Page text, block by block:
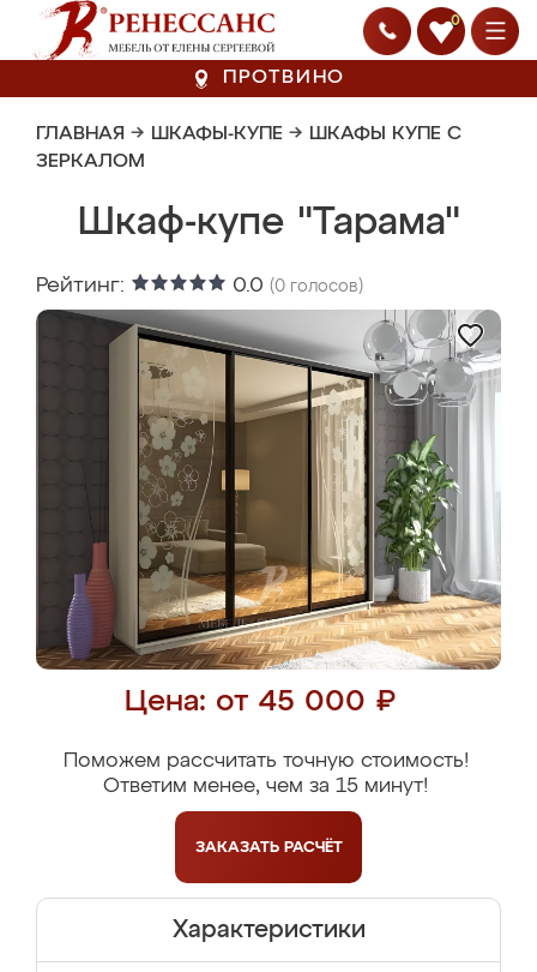
0
ПРОТВИНО
ГЛАВНАЯ → ШКАФЫ-КУПЕ → ШКАФЫ КУПЕ С
ЗЕРКАЛОМ
Шкаф-купе "Тарама"
Рейтинг: 0.0 (0 голосов)
Цена: от 45 000 ₽
Поможем рассчитать точную стоимость!
Ответим менее, чем за 15 минут!
ЗАКАЗАТЬ РАСЧЁТ
Характеристики